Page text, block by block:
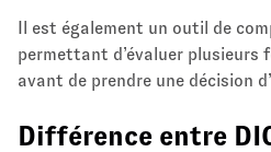
Il est également un outil de
permettant d’évaluer plusieurs
avant de prendre une décision
Différence entre